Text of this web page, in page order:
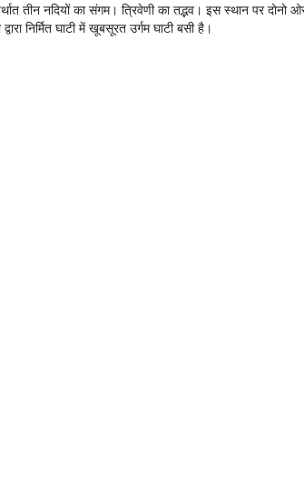
तीन नदियों का संगम। त्रिवेणी का तद्भव। इस स्थान पर दोनो
निर्मित घाटी में खूबसूरत उर्गम घाटी बसी है।